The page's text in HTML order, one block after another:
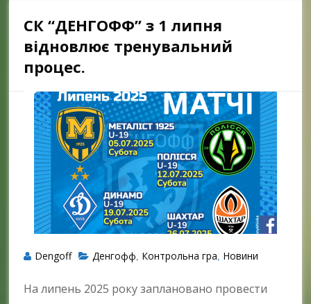
СК “ДЕНГОФФ” з 1 липня
відновлює тренувальний
процес.
Dengoff Денгофф Контрольна гра Новини
На липень 2025 року заплановано провести